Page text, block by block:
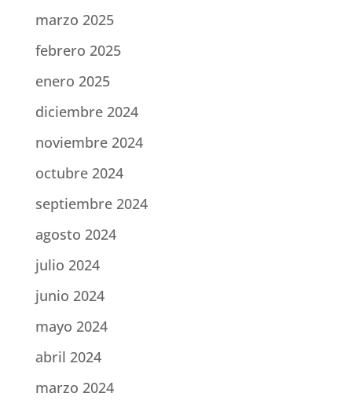
marzo 2025
febrero 2025
enero 2025
diciembre 2024
noviembre 2024
octubre 2024
septiembre 2024
agosto 2024
julio 2024
junio 2024
mayo 2024
abril 2024
marzo 2024